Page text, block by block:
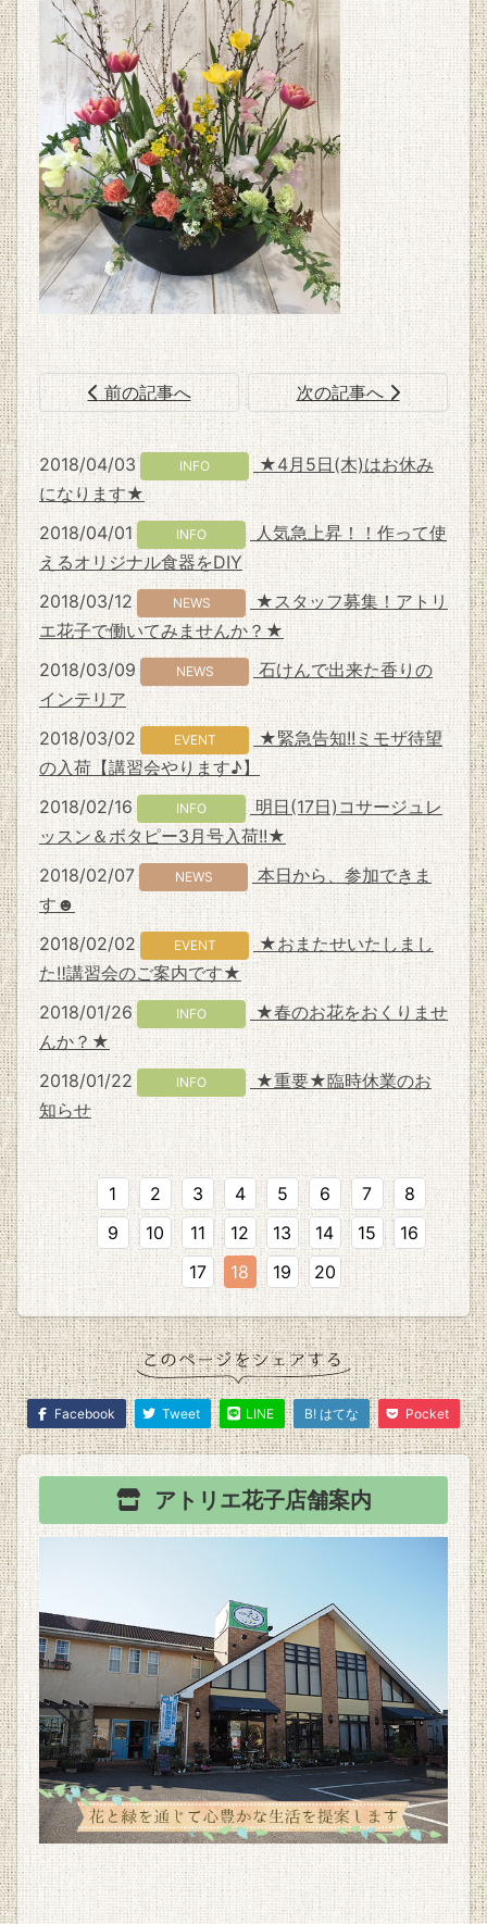
前の記事へ 次の記事へ
2018/04/03 INFO
★4月5日(木)はお休み
になります★
2018/04/01
INFO
人気急上昇！！作って使
えるオリジナル食器をDIY
2018/03/12
NEWS
★スタッフ募集！アトリ
エ花子で働いてみませんか？★
2018/03/09
NEWS
石けんで出来た香りの
インテリア
2018/03/02
EVENT
★緊急告知!!ミモザ待望
の入荷【講習会やります♪】
2018/02/16
INFO
明日(17日)コサージュレ
ッスン＆ボタピー3月号入荷!!★
2018/02/07
NEWS
本日から、参加できま
す☻
2018/02/02
EVENT
★おまたせいたしまし
た‼講習会のご案内です★
2018/01/26
INFO
★春のお花をおくりませ
んか？★
2018/01/22
INFO
★重要★臨時休業のお
知らせ
1 2 3 4 5 6 7
8
9
10 11 12 13 14 15
16
17
18 19 20
Facebook Tweet LINE B! はてな Pocket
アトリエ花子店舗案内